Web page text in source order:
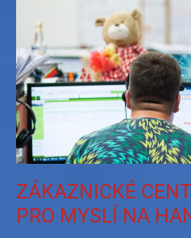
ZÁKAZNICKÉ
PRO MYSLÍ NA